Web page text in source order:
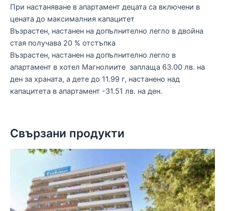
При настаняване в апартамент децата са включени в
цената до максималния капацитет
Възрастен, настанен на допълнително легло в двойна
стая получава 20 % отстъпка
Възрастен, настанен на допълнително легло в
апартамент в хотел Магнолиите заплаща 63.00 лв. на
ден за храната, а дете до 11.99 г, настанено над
капацитета в апартамент -31.51 лв. на ден.
Свързани продукти